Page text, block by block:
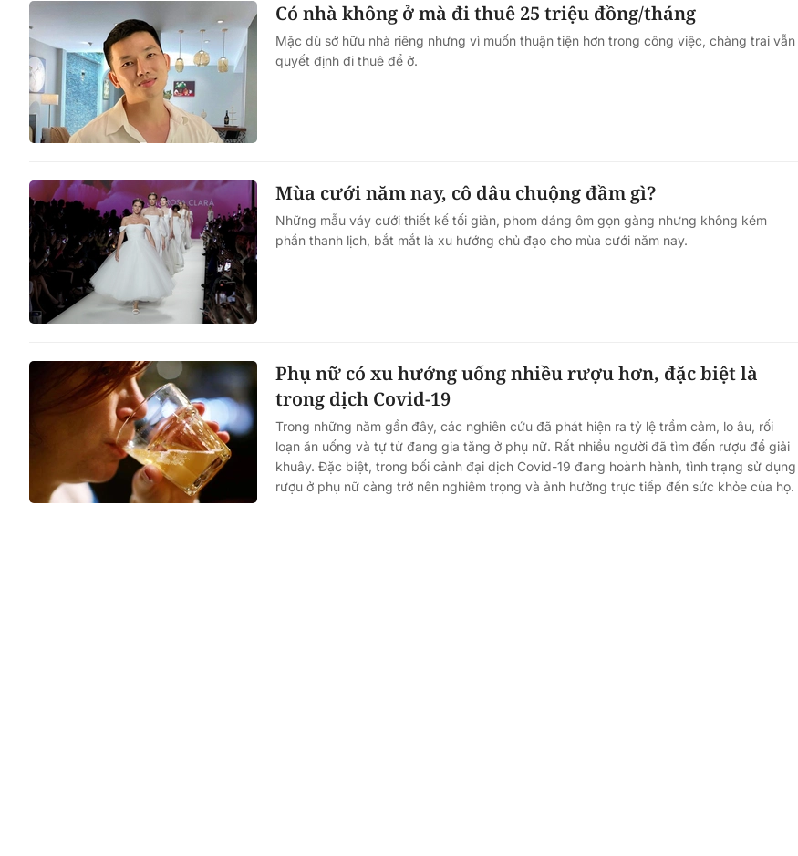
Có nhà không ở mà đi thuê 25 triệu đồng/tháng
Mặc dù sở hữu nhà riêng nhưng vì muốn thuận tiện hơn trong công việc, chàng trai vẫn
quyết định đi thuê để ở.
Mùa cưới năm nay, cô dâu chuộng đầm gì?
Những mẫu váy cưới thiết kế tối giản, phom dáng ôm gọn gàng nhưng không kém
phần thanh lịch, bắt mắt là xu hướng chủ đạo cho mùa cưới năm nay.
Phụ nữ có xu hướng uống nhiều rượu hơn, đặc biệt là
trong dịch Covid-19
Trong những năm gần đây, các nghiên cứu đã phát hiện ra tỷ lệ trầm cảm, lo âu, rối
loạn ăn uống và tự tử đang gia tăng ở phụ nữ. Rất nhiều người đã tìm đến rượu để giải
khuây. Đặc biệt, trong bối cảnh đại dịch Covid-19 đang hoành hành, tình trạng sử dụng
rượu ở phụ nữ càng trở nên nghiêm trọng và ảnh hưởng trực tiếp đến sức khỏe của họ.